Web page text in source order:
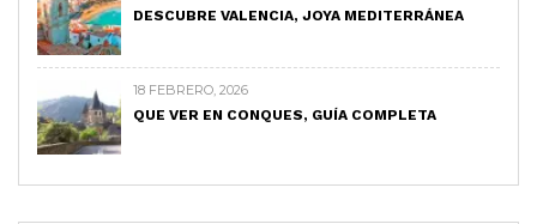
DESCUBRE VALENCIA, JOYA MEDITERRÁNEA
18 FEBRERO, 2026
QUE VER EN CONQUES, GUÍA COMPLETA